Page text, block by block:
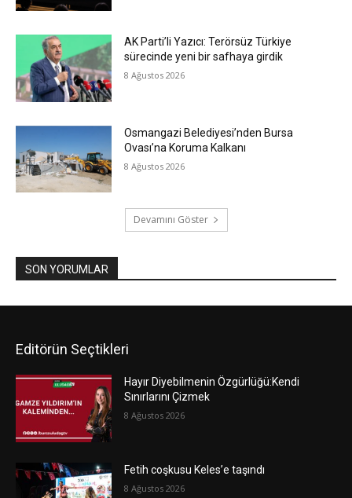
AK Parti’li Yazıcı: Terörsüz Türkiye
sürecinde yeni bir safhaya girdik
8 Ağustos 2026
Osmangazi Belediyesi’nden Bursa
Ovası’na Koruma Kalkanı
8 Ağustos 2026
Devamını Göster
SON YORUMLAR
Editörün Seçtikleri
Hayır Diyebilmenin Özgürlüğü:Kendi
Sınırlarını Çizmek
8 Ağustos 2026
Fetih coşkusu Keles’e taşındı
8 Ağustos 2026